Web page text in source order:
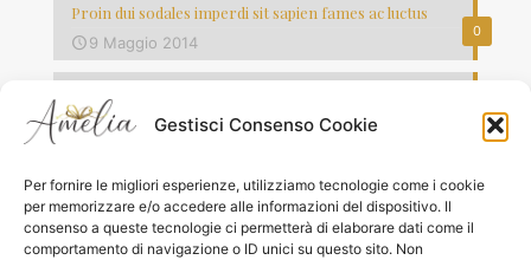
Gestisci Consenso Cookie
Per fornire le migliori esperienze, utilizziamo tecnologie come i cookie
per memorizzare e/o accedere alle informazioni del dispositivo. Il
consenso a queste tecnologie ci permetterà di elaborare dati come il
comportamento di navigazione o ID unici su questo sito. Non
0
Proin dui sodales imperdi sit sapien fames ac luctus
9 Maggio 2014
8 Maggio 2014
0
7 Maggio 2014